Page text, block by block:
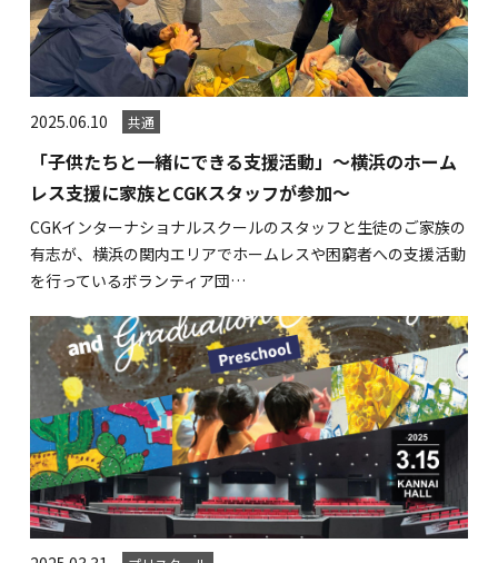
2025.06.10 共通
「子供たちと一緒にできる支援活動」～横浜のホーム
レス支援に家族とCGKスタッフが参加～
CGKインターナショナルスクールのスタッフと生徒のご家族の
有志が、横浜の関内エリアでホームレスや困窮者への支援活動
を行っているボランティア団…